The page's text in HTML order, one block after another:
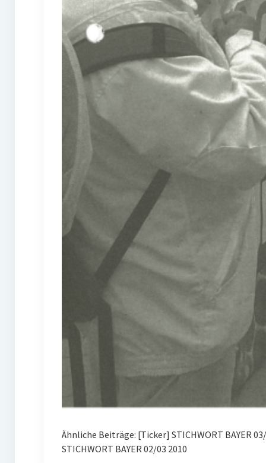
Ähnliche Beiträge: [Ticker] STICHWORT BAYER
STICHWORT BAYER 02/03 2010